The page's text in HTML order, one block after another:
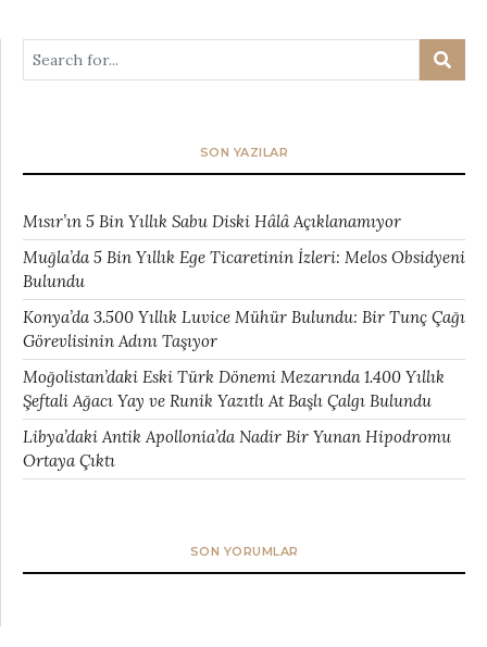
SON YAZILAR
Mısır’ın 5 Bin Yıllık Sabu Diski Hâlâ Açıklanamıyor
Muğla’da 5 Bin Yıllık Ege Ticaretinin İzleri: Melos Obsidyeni
Bulundu
Konya’da 3.500 Yıllık Luvice Mühür Bulundu: Bir Tunç Çağı
Görevlisinin Adını Taşıyor
Moğolistan’daki Eski Türk Dönemi Mezarında 1.400 Yıllık
Şeftali Ağacı Yay ve Runik Yazıtlı At Başlı Çalgı Bulundu
Libya’daki Antik Apollonia’da Nadir Bir Yunan Hipodromu
Ortaya Çıktı
SON YORUMLAR